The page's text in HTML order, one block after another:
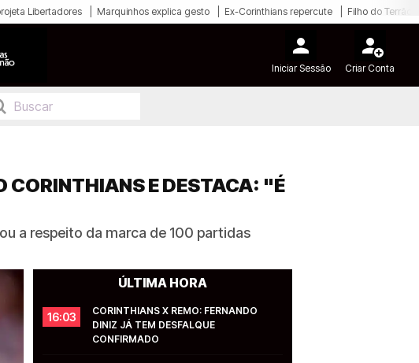
Libertadores Marquinhos explica gesto Ex-Corinthians repercute Filho do Terrão
Iniciar Sessão Criar Conta
CORINTHIANS E DESTACA: "É
a respeito da marca de 100 partidas
ÚLTIMA HORA
16:03
CORINTHIANS X REMO: FERNANDO
DINIZ JÁ TEM DESFALQUE
CONFIRMADO